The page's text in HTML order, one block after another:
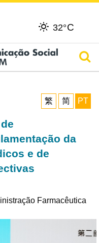
32°C
繁
简 PT
da
e de
Farmacêutica